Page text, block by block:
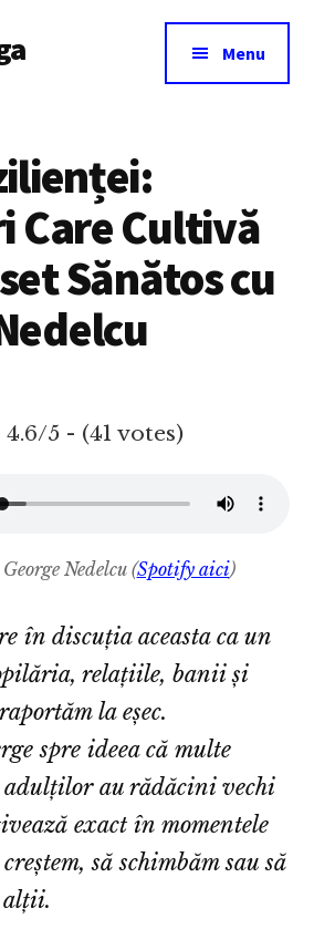
Menu
Care Cultivă
Sănătos cu
4.6/5 - (41 votes)
Nedelcu (Spotify aici)
în discuția aceasta ca un
relațiile, banii și
la eșec.
spre ideea că multe
adulților au rădăcini vechi
exact în momentele
să schimbăm sau să
alții.